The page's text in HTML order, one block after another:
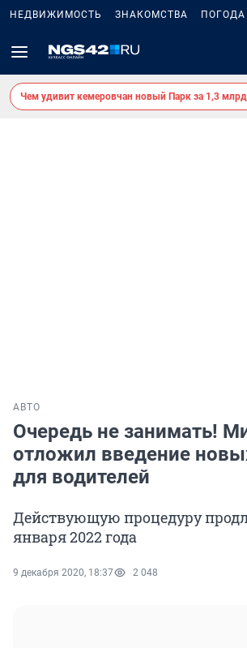
НЕДВИЖИМОСТЬ ЗНАКОМСТВА ПОГОДА
Чем удивит кемеровчан новый Парк за 1,3
АВТО
Очередь не занимать!
отложил введение
для водителей
Действующую процедуру
января 2022 года
9 декабря 2020, 18:37 2 048